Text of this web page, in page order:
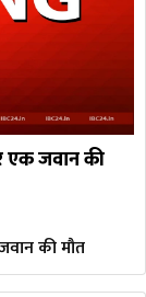
एक जवान की
की मौत